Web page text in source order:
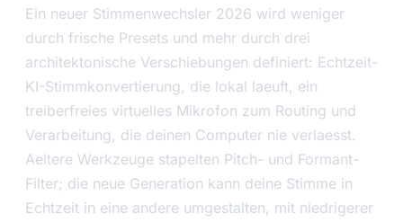
Ein neuer Stimmenwechsler 2026 wird weniger
durch frische Presets und mehr durch drei
architektonische Verschiebungen definiert: Echtzeit-
KI-Stimmkonvertierung, die lokal laeuft, ein
treiberfreies virtuelles Mikrofon zum Routing und
Verarbeitung, die deinen Computer nie verlaesst.
Aeltere Werkzeuge stapelten Pitch- und Formant-
Filter; die neue Generation kann deine Stimme in
Echtzeit in eine andere umgestalten, mit niedrigerer